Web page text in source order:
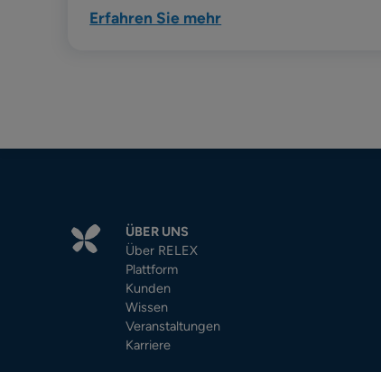
Erfahren Sie mehr
ÜBER UNS
Über RELEX
Plattform
Kunden
Wissen
Veranstaltungen
Karriere